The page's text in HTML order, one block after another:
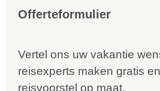
Offerteformulier
Vertel ons uw vakantie
reisexperts maken gratis
reisvoorstel op maat.